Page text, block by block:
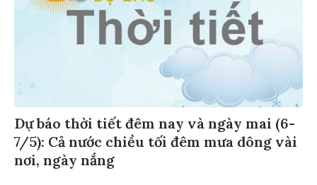
Dự báo thời tiết đêm nay và ngày mai (6-
7/5): Cả nước chiều tối đêm mưa dông vài
nơi, ngày nắng